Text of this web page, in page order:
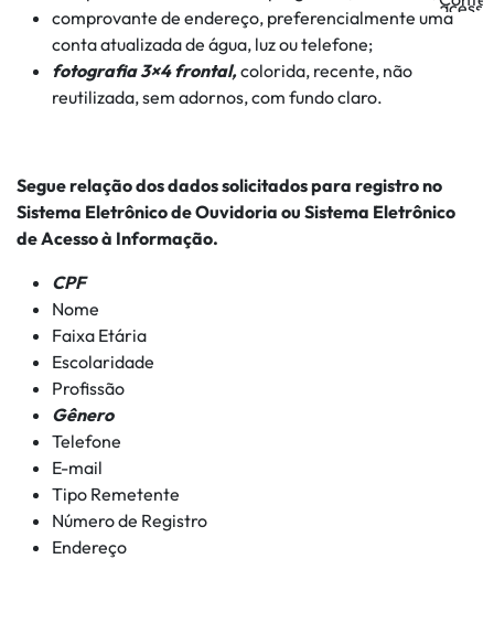
comprovante de endereço, preferencialmente uma
conta atualizada de água, luz ou telefone;
fotografia 3×4 frontal,colorida, recente, não
reutilizada, sem adornos, com fundo claro.
Segue relação dos dados solicitados para registro no
Sistema Eletrônico de Ouvidoria ou Sistema Eletrônico
de Acesso à Informação.
CPF
Nome
Faixa Etária
Escolaridade
Profissão
Gênero
Telefone
E-mail
Tipo Remetente
Número de Registro
Endereço